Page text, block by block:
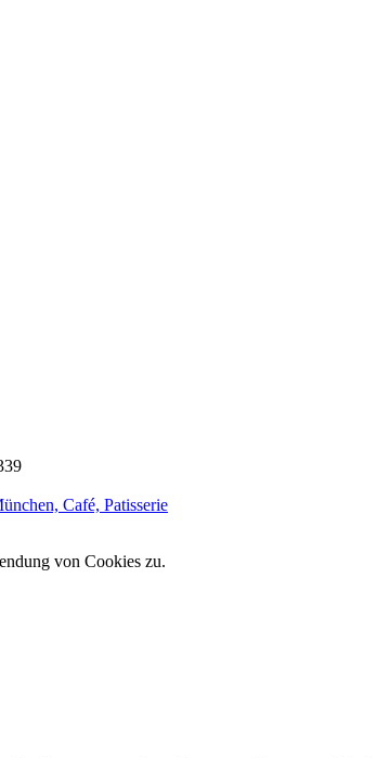
von Cookies zu.